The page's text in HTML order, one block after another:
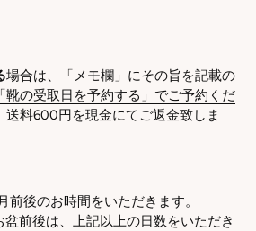
場合は、「メモ欄」にその旨を記載の
靴の受取日を予約する」でご予約くだ
送料600円を現金にてご返金致しま
前後のお時間をいただきます。
前後は、上記以上の日数をいただき